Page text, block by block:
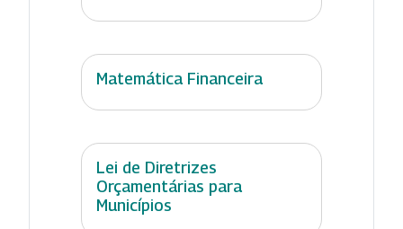
Matemática Financeira
Lei de Diretrizes
Orçamentárias para
Municípios